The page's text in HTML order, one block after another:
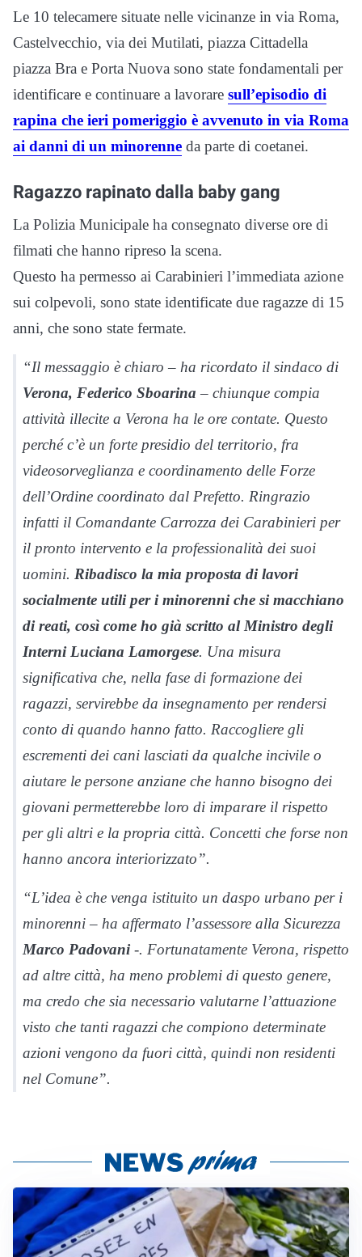
Le 10 telecamere situate nelle vicinanze in via Roma,
Castelvecchio, via dei Mutilati, piazza Cittadella
piazza Bra e Porta Nuova sono state fondamentali per
identificare e continuare a lavorare sull’episodio di
rapina che ieri pomeriggio è avvenuto in via Roma
ai danni di un minorenne da parte di coetanei.
Ragazzo rapinato dalla baby gang
La Polizia Municipale ha consegnato diverse ore di
filmati che hanno ripreso la scena.
Questo ha permesso ai Carabinieri l’immediata azione
sui colpevoli, sono state identificate due ragazze di 15
anni, che sono state fermate.
“Il messaggio è chiaro – ha ricordato il sindaco di
Verona, Federico Sboarina – chiunque compia
attività illecite a Verona ha le ore contate. Questo
perché c’è un forte presidio del territorio, fra
videosorveglianza e coordinamento delle Forze
dell’Ordine coordinato dal Prefetto. Ringrazio
infatti il Comandante Carrozza dei Carabinieri per
il pronto intervento e la professionalità dei suoi
uomini. Ribadisco la mia proposta di lavori
socialmente utili per i minorenni che si macchiano
di reati, così come ho già scritto al Ministro degli
Interni Luciana Lamorgese. Una misura
significativa che, nella fase di formazione dei
ragazzi, servirebbe da insegnamento per rendersi
conto di quando hanno fatto. Raccogliere gli
escrementi dei cani lasciati da qualche incivile o
aiutare le persone anziane che hanno bisogno dei
giovani permetterebbe loro di imparare il rispetto
per gli altri e la propria città. Concetti che forse non
hanno ancora interiorizzato”.
“L’idea è che venga istituito un daspo urbano per i
minorenni – ha affermato l’assessore alla Sicurezza
Marco Padovani-. Fortunatamente Verona, rispetto
ad altre città, ha meno problemi di questo genere,
ma credo che sia necessario valutarne l’attuazione
visto che tanti ragazzi che compiono determinate
azioni vengono da fuori città, quindi non residenti
nel Comune”.